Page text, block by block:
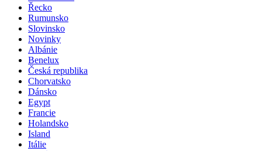
Řecko
Rumunsko
Slovinsko
Novinky
Albánie
Benelux
Česká republika
Chorvatsko
Dánsko
Egypt
Francie
Holandsko
Island
Itálie